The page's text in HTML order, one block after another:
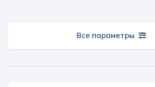
Все параметры